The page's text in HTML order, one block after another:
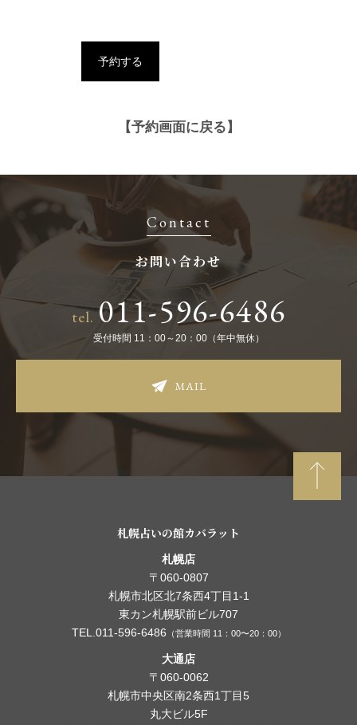
【予約画面に戻る】
Contact
お問い合わせ
tel.011-596-6486
受付時間 11：00～20：00（年中無休）
MAIL
札幌占いの館カバラット
札幌店
〒060-0807
札幌市北区北7条西4丁目1-1
東カン札幌駅前ビル707
TEL.011-596-6486 （営業時間 11：00〜20：00）
大通店
〒060-0062
札幌市中央区南2条西1丁目5
丸大ビル5F